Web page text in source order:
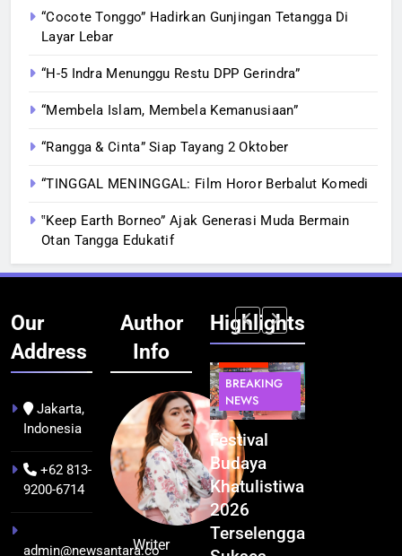
“Cocote Tonggo” Hadirkan Gunjingan Tetangga Di
Layar Lebar
“H-5 Indra Menunggu Restu DPP Gerindra”
“Membela Islam, Membela Kemanusiaan”
“Rangga & Cinta” Siap Tayang 2 Oktober
“TINGGAL MENINGGAL: Film Horor Berbalut Komedi
‟Keep Earth Borneo” Ajak Generasi Muda Bermain
Otan Tangga Edukatif
Our
Address
Jakarta,
Indonesia
+62 813-
9200-6714
admin@newsantara.co
Author
Info
Writer
Highlights
BERITA
NEWS
Pramuwisata
Dukung
Peningkatan
TEKNOLOGI
Indonesia
Resmi
Bangun AI
Factory
BREAKING
NEWS
Festival
Budaya
Khatulistiwa
2026
Terselenggara